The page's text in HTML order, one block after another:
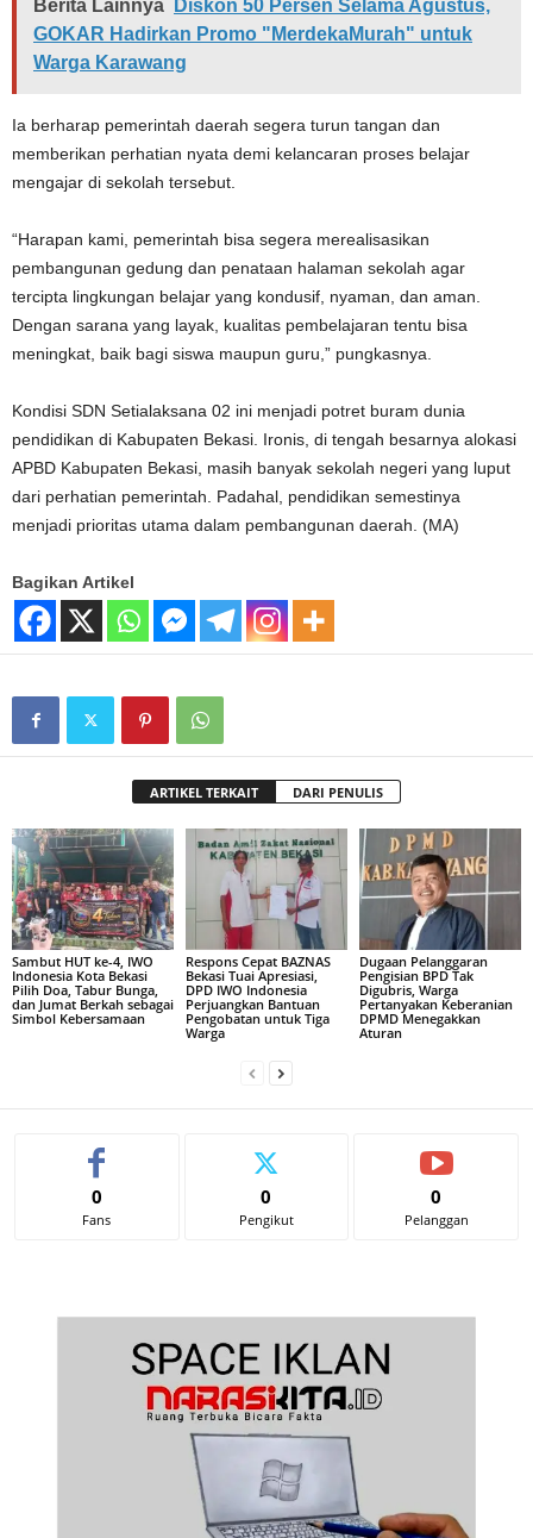
Berita Lainnya
Diskon 50 Persen Selama Agustus,
GOKAR Hadirkan Promo "MerdekaMurah" untuk
Warga Karawang
Ia berharap pemerintah daerah segera turun tangan dan
memberikan perhatian nyata demi kelancaran proses belajar
mengajar di sekolah tersebut.
“Harapan kami, pemerintah bisa segera merealisasikan
pembangunan gedung dan penataan halaman sekolah agar
tercipta lingkungan belajar yang kondusif, nyaman, dan aman.
Dengan sarana yang layak, kualitas pembelajaran tentu bisa
meningkat, baik bagi siswa maupun guru,” pungkasnya.
Kondisi SDN Setialaksana 02 ini menjadi potret buram dunia
pendidikan di Kabupaten Bekasi. Ironis, di tengah besarnya alokasi
APBD Kabupaten Bekasi, masih banyak sekolah negeri yang luput
dari perhatian pemerintah. Padahal, pendidikan semestinya
menjadi prioritas utama dalam pembangunan daerah. (MA)
Bagikan Artikel
ARTIKEL TERKAIT DARI PENULIS
Sambut HUT ke-4, IWO
Indonesia Kota Bekasi
Pilih Doa, Tabur Bunga,
dan Jumat Berkah sebagai
Simbol Kebersamaan
Respons Cepat BAZNAS
Bekasi Tuai Apresiasi,
DPD IWO Indonesia
Perjuangkan Bantuan
Pengobatan untuk Tiga
Warga
Dugaan Pelanggaran
Pengisian BPD Tak
Digubris, Warga
Pertanyakan Keberanian
DPMD Menegakkan
Aturan
0
Fans
0
Pengikut
0
Pelanggan